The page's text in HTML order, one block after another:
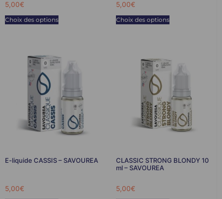
5,00€
Choix des options
5,00€
Choix des options
E-liquide CASSIS – SAVOUREA
5,00€
CLASSIC STRONG BLONDY 10
ml – SAVOUREA
5,00€